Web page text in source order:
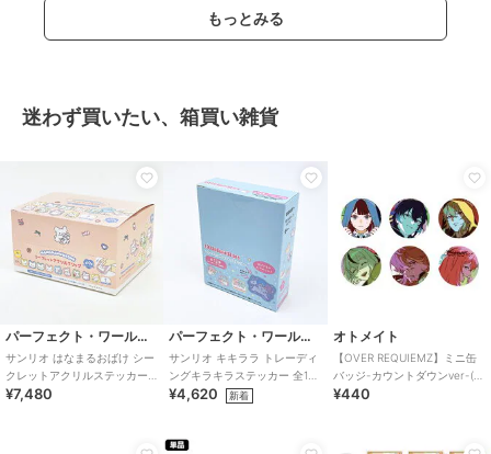
もっとみる
迷わず買いたい、箱買い雑貨
パーフェクト・ワールド・トーキョー
サンリオ はなまるおばけ シー
クレットアクリルステッカー
全10種 コンプリートBOX
¥7,480
パーフェクト・ワールド・トーキョー
サンリオ キキララ トレーディ
ングキラキラステッカー 全12
種 コンプリートBOX Sanrio
¥4,620 新着
オトメイト
【OVER REQUIEMZ】ミニ缶
バッジ-カウントダウンver-(ラ
ンダム全6種)
¥440